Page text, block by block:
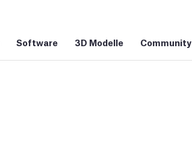
Software 3D Modelle Community